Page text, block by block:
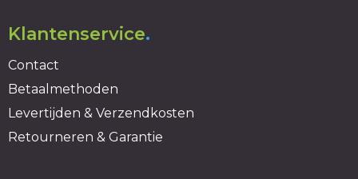
Klantenservice.
Contact
Betaalmethoden
Levertijden & Verzendkosten
Retourneren & Garantie